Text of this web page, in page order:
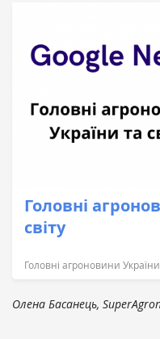
Головні
світу
Головні агроновини України
Олена Басанець,